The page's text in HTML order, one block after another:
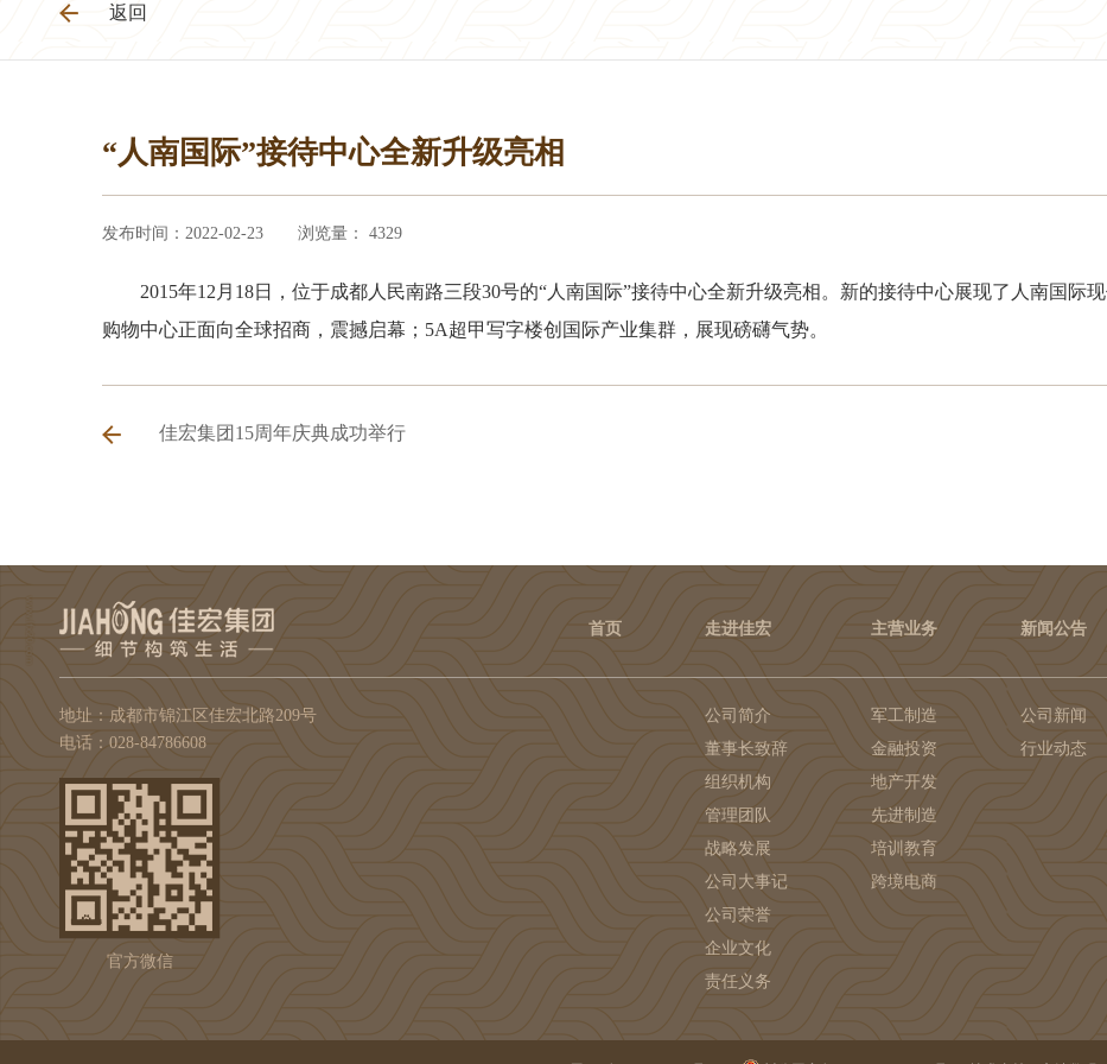
返回
“人南国际”接待中心全新升级亮相
发布时间：2022-02-23 浏览量： 4329
2015年12月18日，位于成都人民南路三段30号的“人南国际”接待中心全新升级亮相。新的接待中心展现了人南国际
购物中心正面向全球招商，震撼启幕；5A超甲写字楼创国际产业集群，展现磅礴气势。
佳宏集团15周年庆典成功举行
地址：成都市锦江区佳宏北路209号
电话：028-84786608
官方微信
首页 走进佳宏
公司简介
董事长致辞
组织机构
管理团队
战略发展
公司大事记
公司荣誉
企业文化
责任义务
主营业务
军工制造
金融投资
地产开发
先进制造
培训教育
跨境电商
新闻公告
公司新闻
行业动态